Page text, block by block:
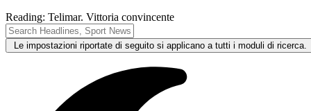
Reading: Telimar. Vittoria convincente